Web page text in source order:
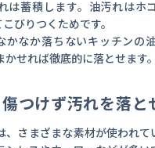
は蓄積します。油汚れはホ
びりつくためです。
かなか落ちないキッチンの
せれば徹底的に落とせます。
つけず汚れを落と
、さまざまな素材が使われて